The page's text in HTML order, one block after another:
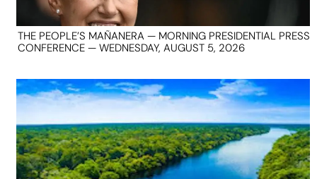
THE PEOPLE’S MAÑANERA — MORNING PRESIDENTIAL PRESS
CONFERENCE — WEDNESDAY, AUGUST 5, 2026